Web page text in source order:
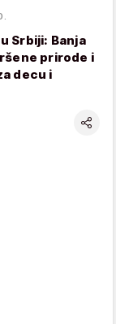
Srbiji: Banja
prirode i
decu i